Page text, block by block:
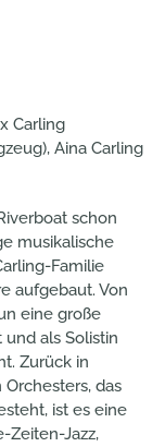
Carling
Aina Carling
schon
musikalische
Familie
aufgebaut. Von
eine große
als Solistin
Zurück in
das
ist es eine
Zeiten-Jazz,